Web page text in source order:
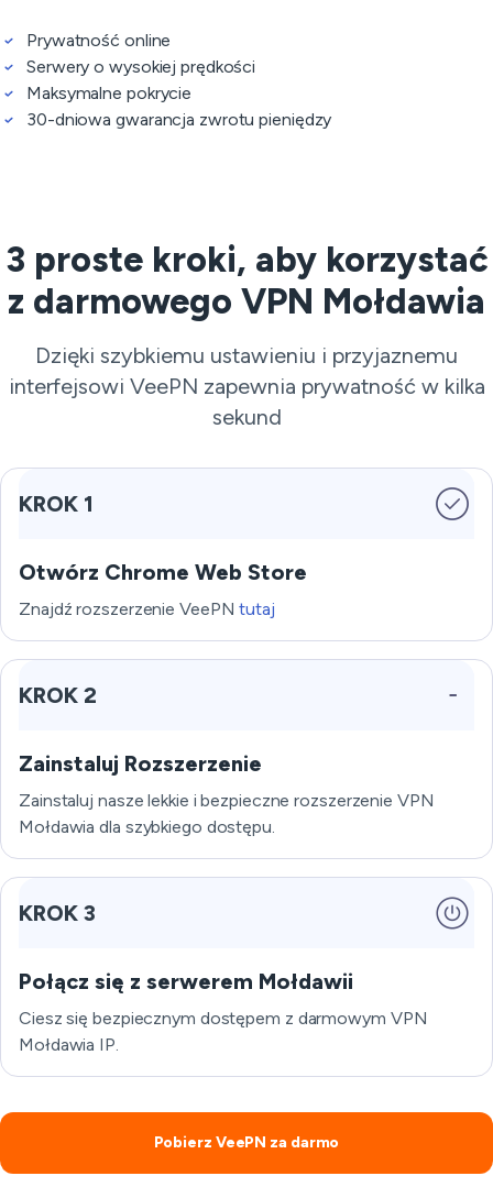
Prywatność online
Serwery o wysokiej prędkości
Maksymalne pokrycie
30-dniowa gwarancja zwrotu pieniędzy
3 proste kroki, aby korzystać
z darmowego VPN Mołdawia
Dzięki szybkiemu ustawieniu i przyjaznemu
interfejsowi VeePN zapewnia prywatność w kilka
sekund
KROK 1
Otwórz Chrome Web Store
Znajdź rozszerzenie VeePNtutaj
KROK 2
Zainstaluj Rozszerzenie
Zainstaluj nasze lekkie i bezpieczne rozszerzenie VPN
Mołdawia dla szybkiego dostępu.
KROK 3
Połącz się z serwerem Mołdawii
Ciesz się bezpiecznym dostępem z darmowym VPN
Mołdawia IP.
Pobierz VeePN za darmo